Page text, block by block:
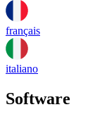
français
italiano
Software